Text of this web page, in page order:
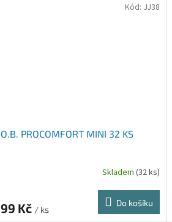
O.B. PROCOMFORT MINI 32 KS
Skladem (32 ks)
99 Kč / ks
Do košíku
Kód: JJ38